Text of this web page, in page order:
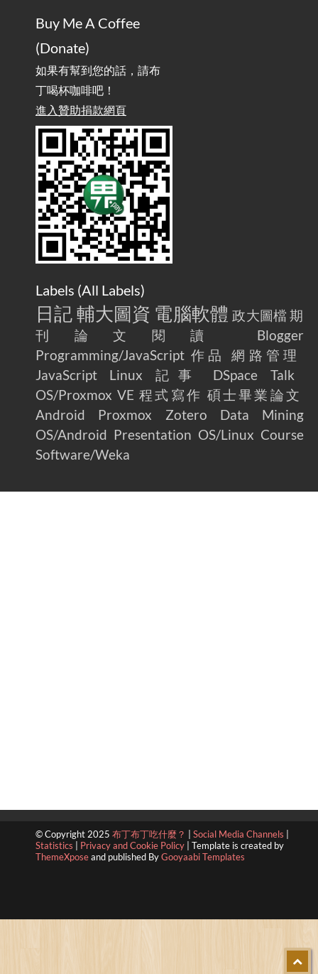
實作相容OpenAI API，但背後不是OpenAI的API服
務 / Implementing OpenAI API-Compatible Services, But Not
Powered by OpenAI
雜談：生活小技巧之用魔鬼氈避免機車鑰匙脫落吧
/ Talk: Use Velcro to Prevent Your Motorcycle Key From Falling
AdGuard Home不只是拿來擋廣告/ AdGuard
Home Is More Than Just an Ad Blocker
Buy Me A Coffee
(Donate)
如果有幫到您的話，請布
丁喝杯咖啡吧！
進入贊助捐款網頁
Labels (All Labels)
日記 輔大圖資 電腦軟體 政大圖檔 期
刊論文閱讀
Blogger
Programming/JavaScript 作品
網路管理
JavaScript
Linux 記事 DSpace
Talk
OS/Proxmox VE 程式寫作 碩士畢業論文
Android
Proxmox Zotero
Data Mining
OS/Android Presentation OS/Linux Course
Software/Weka
© Copyright 2025 布丁布丁吃什麼？ | Social Media Channels |
Statistics | Privacy and Cookie Policy | Template is created by
ThemeXposeand published ByGooyaabi Templates